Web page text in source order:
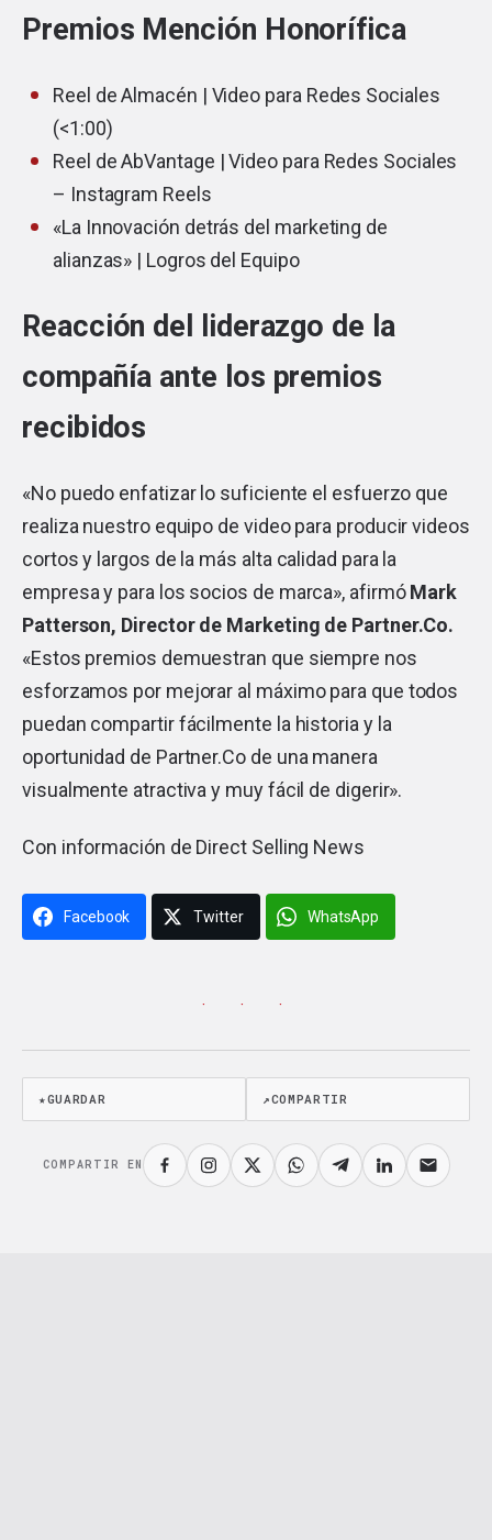
Premios Mención Honorífica
Reel de Almacén | Video para Redes Sociales
(<1:00)
Reel de AbVantage | Video para Redes Sociales
– Instagram Reels
«La Innovación detrás del marketing de
alianzas» | Logros del Equipo
Reacción del liderazgo de la
compañía ante los premios
recibidos
«No puedo enfatizar lo suficiente el esfuerzo que
realiza nuestro equipo de video para producir videos
cortos y largos de la más alta calidad para la
empresa y para los socios de marca», afirmóMark
Patterson, Director de Marketing de Partner.Co.
«Estos premios demuestran que siempre nos
esforzamos por mejorar al máximo para que todos
puedan compartir fácilmente la historia y la
oportunidad de Partner.Co de una manera
visualmente atractiva y muy fácil de digerir».
Con información de Direct Selling News
Facebook Twitter WhatsApp
· · ·
★GUARDAR ↗COMPARTIR
COMPARTIR EN